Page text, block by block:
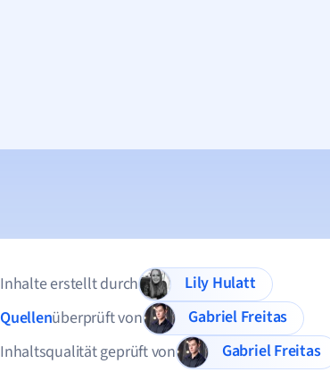
Inhalte erstellt durch
Lily Hulatt
Quellenüberprüft von
Gabriel Freitas
Inhaltsqualität geprüft von
Gabriel Freitas